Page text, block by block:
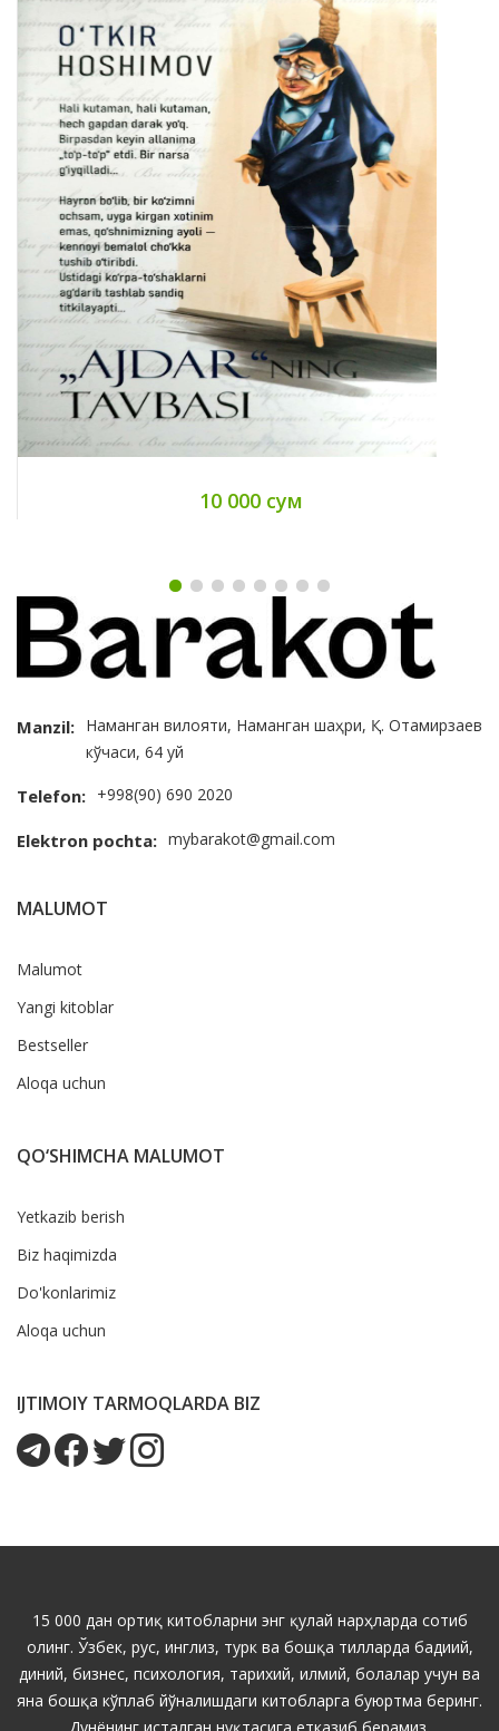
10 000 сум
Manzil: Наманган вилояти, Наманган шаҳри, Қ. Отамирзаев
кўчаси, 64 уй
Telefon: +998(90) 690 2020
Elektron pochta: mybarakot@gmail.com
MALUMOT
Malumot
Yangi kitoblar
Bestseller
Aloqa uchun
QO‘SHIMCHA MALUMOT
Yetkazib berish
Biz haqimizda
Do'konlarimiz
Aloqa uchun
IJTIMOIY TARMOQLARDA BIZ
15 000 дан ортиқ китобларни энг қулай нарҳларда сотиб
олинг. Ўзбек, рус, инглиз, турк ва бошқа тилларда бадиий,
диний, бизнес, психология, тарихий, илмий, болалар учун ва
яна бошқа кўплаб йўналишдаги китобларга буюртма беринг.